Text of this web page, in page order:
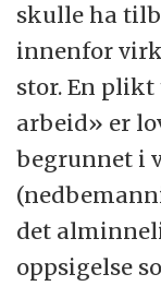
skulle ha
innenfor
stor. En
arbeid» er
begrunnet i
det
oppsigelse